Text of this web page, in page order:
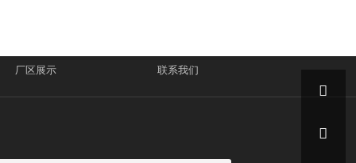
厂区展示 联系我们

